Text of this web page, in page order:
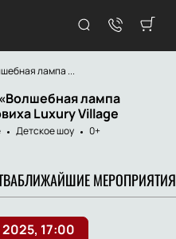
лампа ...
лампа
Luxury Village
Детское шоу
0+
БЛИЖАЙШИЕ МЕРОПРИЯТИЯ